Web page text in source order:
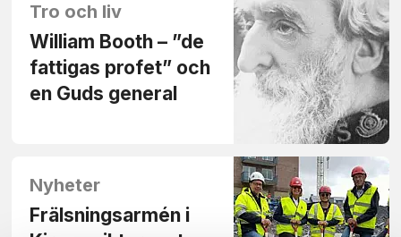
Tro och liv
William Booth – ”de
fattigas profet” och
en Guds general
Nyheter
Frälsningsarmén i